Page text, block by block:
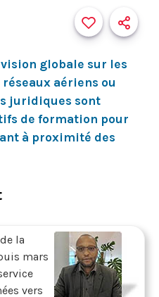
globale sur les
aériens ou
juridiques sont
de formation pour
à proximité des
la
mars
vers